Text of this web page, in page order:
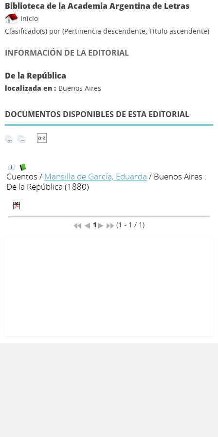
Biblioteca de la Academia Argentina de Letras
Inicio
Clasificado(s) por (Pertinencia descendente, Título ascendente)
INFORMACIÓN DE LA EDITORIAL
De la República
localizada en : Buenos Aires
DOCUMENTOS DISPONIBLES DE ESTA EDITORIAL
Cuentos / Mansilla de García, Eduarda / Buenos Aires :
De la República (1880)
1 (1 - 1 / 1)